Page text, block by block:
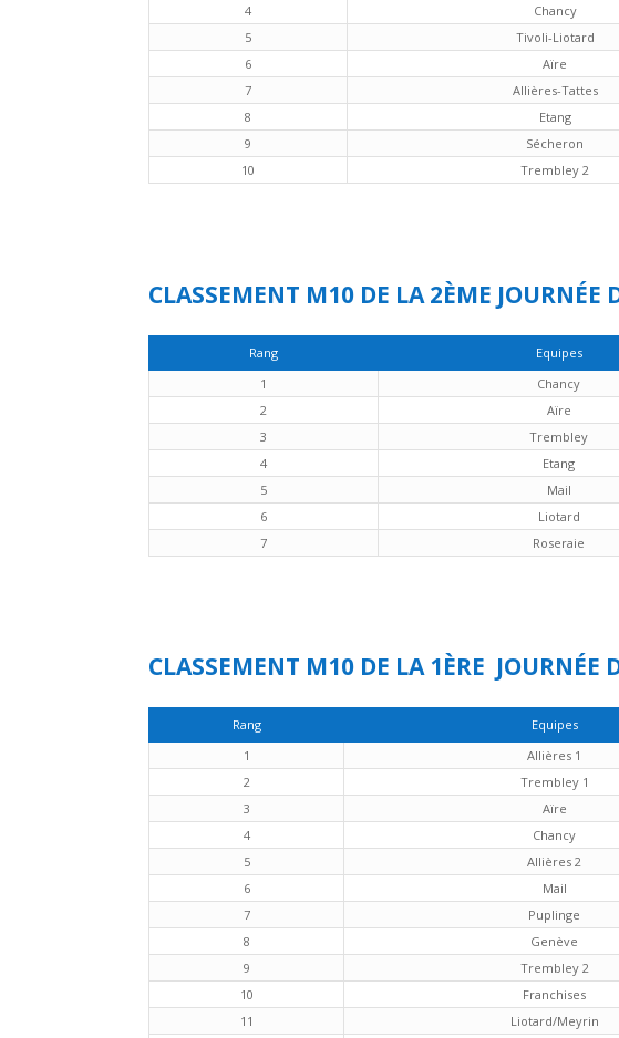
4
Chancy
5
Tivoli-Liotard
6
Aïre
7
Allières-Tattes
8
Etang
9
Sécheron
10
Trembley 2
CLASSEMENT M10 DE LA 2ÈME JOURNÉE
Rang Equipes
1
Chancy
2
Aïre
3
Trembley
4
Etang
5
Mail
6
Liotard
7
Roseraie
CLASSEMENT M10 DE LA 1ÈRE JOURNÉE
Rang Equipes
1
Allières 1
2
Trembley 1
3
Aïre
4
Chancy
5
Allières 2
6
Mail
7
Puplinge
8
Genève
9
Trembley 2
10
Franchises
11
Liotard/Meyrin